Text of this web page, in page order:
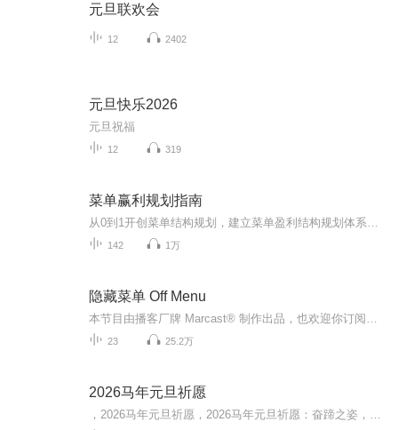
元旦联欢会
12 2402
元旦快乐2026
元旦祝福
12 319
菜单赢利规划指南
142 1万
隐藏菜单 Off Menu
23 25.2万
2026马年元旦祈愿